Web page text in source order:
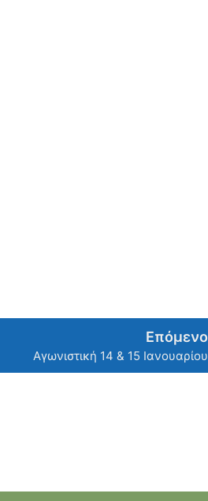
Επόμενο
Αγωνιστική 14 & 15 Ιανουαρίου